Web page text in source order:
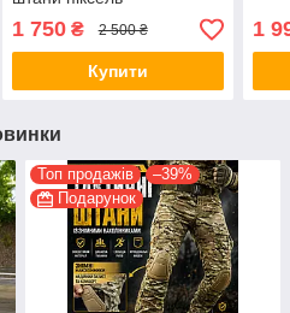
1 750₴ 2 500 ₴
Купити
1
Топ продажів
–39%
Подарунок